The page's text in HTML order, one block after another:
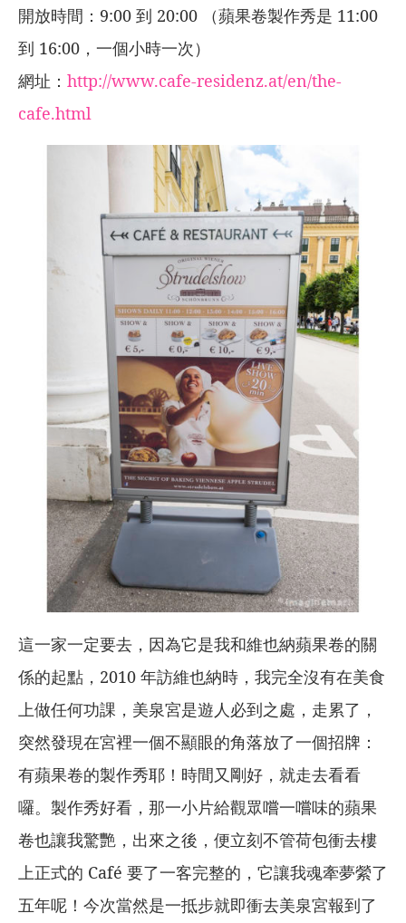
開放時間：9:00 到 20:00 （蘋果卷製作秀是 11:00
到 16:00，一個小時一次）
網址： http://www.cafe-residenz.at/en/the-
cafe.html
這一家一定要去，因為它是我和維也納蘋果卷的關
係的起點，2010 年訪維也納時，我完全沒有在美食
上做任何功課，美泉宮是遊人必到之處，走累了，
突然發現在宮裡一個不顯眼的角落放了一個招牌：
有蘋果卷的製作秀耶！時間又剛好，就走去看看
囉。製作秀好看，那一小片給觀眾嚐一嚐味的蘋果
卷也讓我驚艷，出來之後，便立刻不管荷包衝去樓
上正式的 Café 要了一客完整的，它讓我魂牽夢縈了
五年呢！今次當然是一抵步就即衝去美泉宮報到了